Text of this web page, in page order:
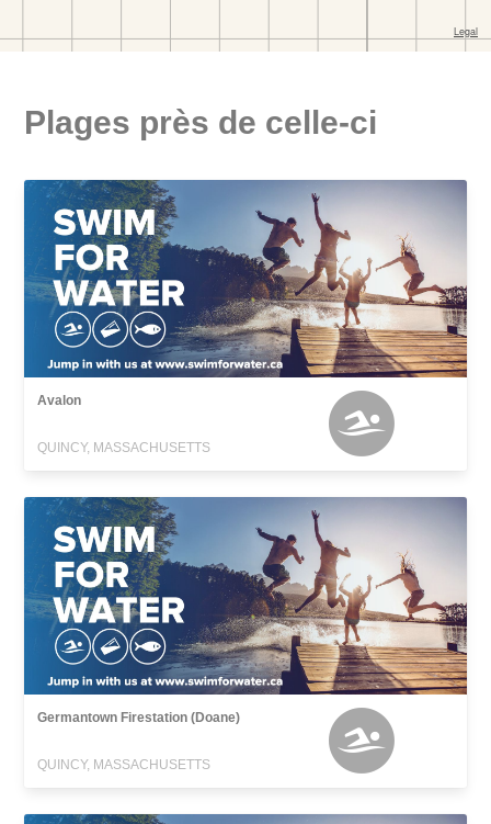
Plages près de celle-ci
Avalon
QUINCY, MASSACHUSETTS
Germantown Firestation (Doane)
QUINCY, MASSACHUSETTS